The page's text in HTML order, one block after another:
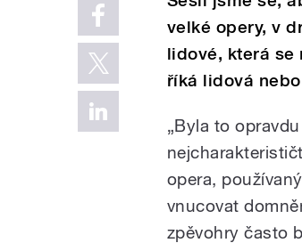
velké opery, v
lidové, která se
říká lidová
„Byla to
opera,
vnucovat
zpěvohry často